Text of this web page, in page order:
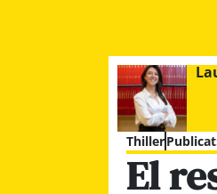
Thiller
El